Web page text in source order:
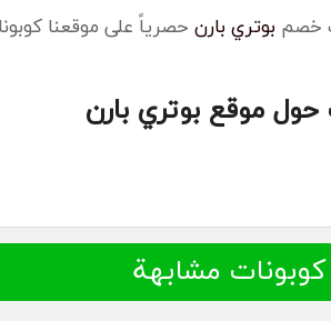
خصم بوتري بارنحصرياً على موقعنا
موقع بوتري بارن
أو مصر، حيث نقدم لك أفضل وأحدث الكوبونات
كوبونات مشابهة